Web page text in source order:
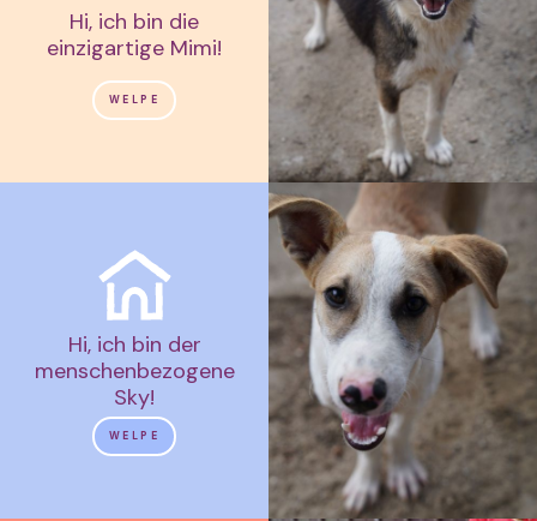
Hi, ich bin die
einzigartige Mimi!
WELPE
Hi, ich bin der
menschenbezogene
Sky!
WELPE